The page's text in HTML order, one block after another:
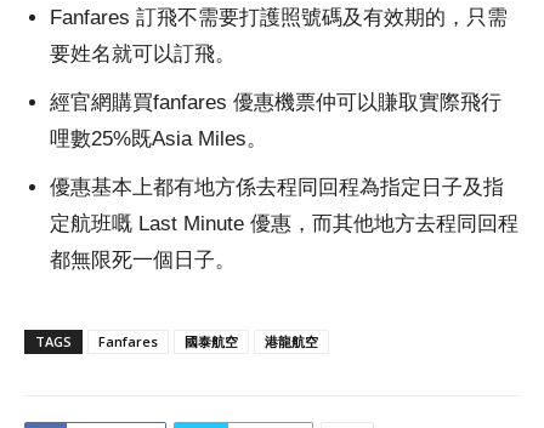
Fanfares 訂飛不需要打護照號碼及有效期的，只需
要姓名就可以訂飛。
經官網購買fanfares 優惠機票仲可以賺取實際飛行
哩數25%既Asia Miles。
優惠基本上都有地方係去程同回程為指定日子及指
定航班嘅 Last Minute 優惠，而其他地方去程同回程
都無限死一個日子。
TAGS Fanfares 國泰航空 港龍航空